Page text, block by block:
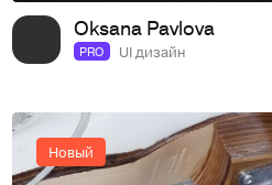
Oksana Pavlova
PRO UI дизайн
Новый